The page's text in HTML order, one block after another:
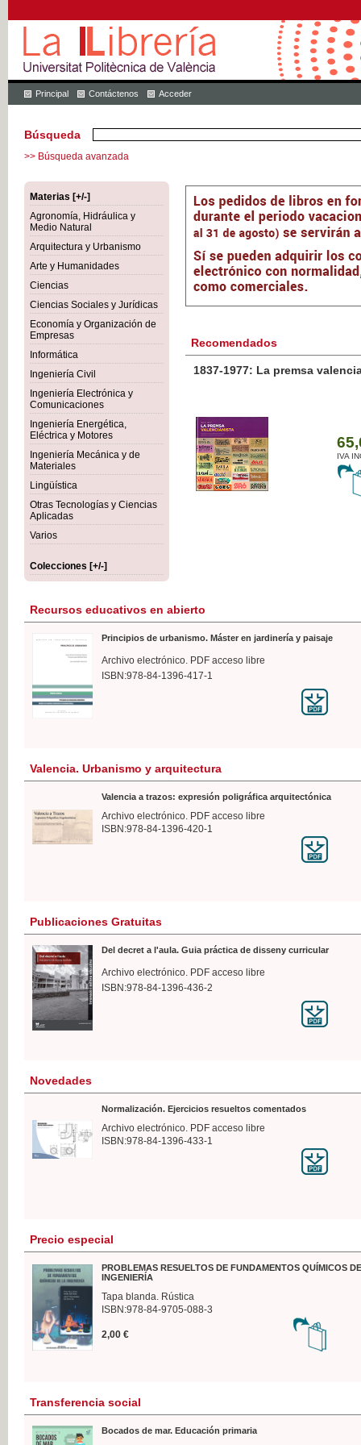
Principal Contáctenos Acceder
Búsqueda
>> Búsqueda avanzada
Materias [+/-]
Agronomía, Hidráulica y
Medio Natural
Arquitectura y Urbanismo
Arte y Humanidades
Ciencias
Ciencias Sociales y Jurídicas
Economía y Organización de
Empresas
Informática
Ingeniería Civil
Ingeniería Electrónica y
Comunicaciones
Ingeniería Energética,
Eléctrica y Motores
Ingeniería Mecánica y de
Materiales
Lingüística
Otras Tecnologías y Ciencias
Aplicadas
Varios
Colecciones [+/-]
Recomendados
1837-1977: La premsa
IVA
Recursos educativos en abierto
Principios de urbanismo. Máster en jardinería y paisaje
Archivo electrónico. PDF acceso libre
ISBN:978-84-1396-417-1
Valencia. Urbanismo y arquitectura
Valencia a trazos: expresión poligráfica arquitectónica
Archivo electrónico. PDF acceso libre
ISBN:978-84-1396-420-1
Publicaciones Gratuitas
Del decret a l'aula. Guia práctica de disseny curricular
Archivo electrónico. PDF acceso libre
ISBN:978-84-1396-436-2
Novedades
Normalización. Ejercicios resueltos comentados
Archivo electrónico. PDF acceso libre
ISBN:978-84-1396-433-1
Precio especial
PROBLEMAS RESUELTOS DE FUNDAMENTOS QUÍMICOS
INGENIERÍA
Tapa blanda. Rústica
ISBN:978-84-9705-088-3
2,00 €
Transferencia social
Bocados de mar. Educación primaria